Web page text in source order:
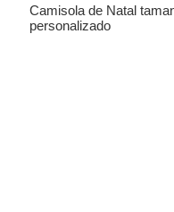
Camisola de Natal
personalizado